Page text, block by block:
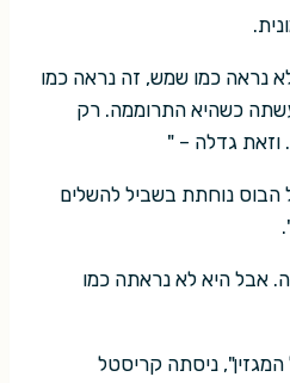
נראה כמו שמש, זה נראה כמו
כשהיא התרוממה. רק
גדלה – "
נוחתת בשביל להשלים
אבל היא לא נראתה כמו
ניסתה קריסטל